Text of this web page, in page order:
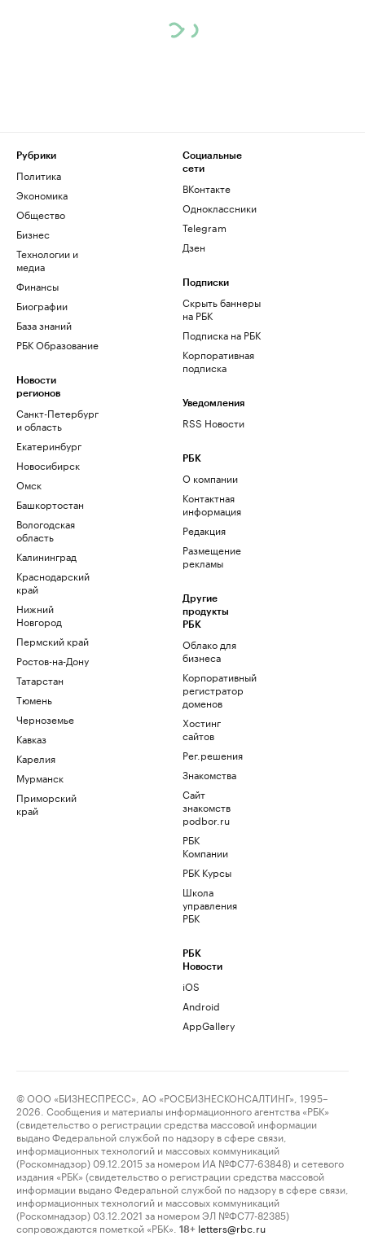
Рубрики
Политика
Экономика
Общество
Бизнес
Технологии и
медиа
Финансы
Биографии
База знаний
РБК Образование
Новости
регионов
Санкт-Петербург
и область
Екатеринбург
Новосибирск
Омск
Башкортостан
Вологодская
область
Калининград
Краснодарский
край
Нижний
Новгород
Пермский край
Ростов-на-Дону
Татарстан
Тюмень
Черноземье
Кавказ
Карелия
Мурманск
Приморский
край
Социальные
сети
ВКонтакте
Одноклассники
Telegram
Дзен
Подписки
Скрыть баннеры
на РБК
Подписка на РБК
Корпоративная
подписка
Уведомления
RSS Новости
РБК
О компании
Контактная
информация
Редакция
Размещение
рекламы
Другие
продукты
РБК
Облако для
бизнеса
Корпоративный
регистратор
доменов
Хостинг
сайтов
Рег.решения
Знакомства
Сайт
знакомств
podbor.ru
РБК
Компании
РБК Курсы
Школа
управления
РБК
РБК
Новости
iOS
Android
AppGallery
© ООО «БИЗНЕСПРЕСС», АО «РОСБИЗНЕСКОНСАЛТИНГ», 1995–
2026. Сообщения и материалы информационного агентства «РБК»
(свидетельство о регистрации средства массовой информации
выдано Федеральной службой по надзору в сфере связи,
информационных технологий и массовых коммуникаций
(Роскомнадзор) 09.12.2015 за номером ИА №ФС77-63848) и сетевого
издания «РБК» (свидетельство о регистрации средства массовой
информации выдано Федеральной службой по надзору в сфере связи,
информационных технологий и массовых коммуникаций
(Роскомнадзор) 03.12.2021 за номером ЭЛ №ФС77-82385)
сопровождаются пометкой «РБК».
18+ letters@rbc.ru